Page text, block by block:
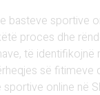
basteve sportive
proces dhe
të identifikojnë
së fitimeve
online në